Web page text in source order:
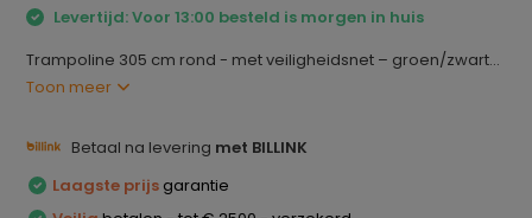
Levertijd: Voor 13:00 besteld is morgen in huis
Trampoline 305 cm rond - met veiligheidsnet – groen/zwart...
Toon meer
Betaal na levering met BILLINK
Laagste prijs garantie